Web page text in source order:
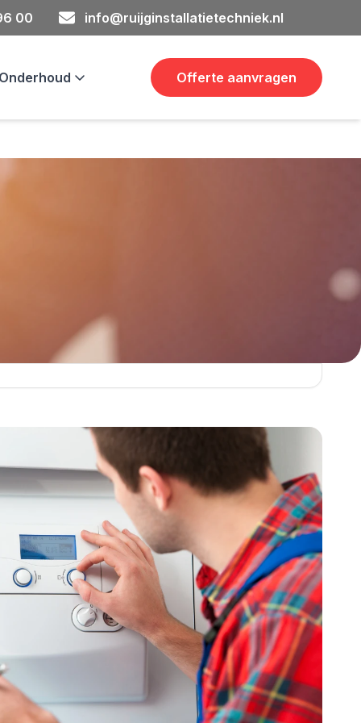
00 info@ruijginstallatietechniek.nl
Offerte aanvragen